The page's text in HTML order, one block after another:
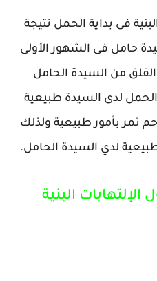
فى بداية الحمل نتيجة
حامل فى الشهور الأولى
من السيدة الحامل
لدى السيدة طبيعية
تمر بأمور طبيعية ولذلك
لدي السيدة الحامل.
البنية